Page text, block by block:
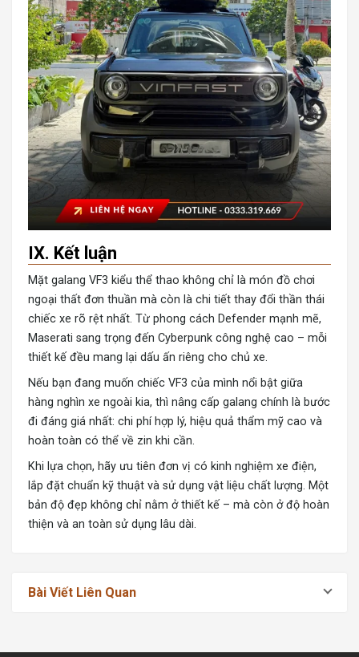
IX. Kết luận
Mặt galang VF3 kiểu thể thao không chỉ là món đồ chơi
ngoại thất đơn thuần mà còn là chi tiết thay đổi thần thái
chiếc xe rõ rệt nhất. Từ phong cách Defender mạnh mẽ,
Maserati sang trọng đến Cyberpunk công nghệ cao – mỗi
thiết kế đều mang lại dấu ấn riêng cho chủ xe.
Nếu bạn đang muốn chiếc VF3 của mình nổi bật giữa
hàng nghìn xe ngoài kia, thì nâng cấp galang chính là bước
đi đáng giá nhất: chi phí hợp lý, hiệu quả thẩm mỹ cao và
hoàn toàn có thể về zin khi cần.
Khi lựa chọn, hãy ưu tiên đơn vị có kinh nghiệm xe điện,
lắp đặt chuẩn kỹ thuật và sử dụng vật liệu chất lượng. Một
bản độ đẹp không chỉ nằm ở thiết kế – mà còn ở độ hoàn
thiện và an toàn sử dụng lâu dài.
Bài Viết Liên Quan